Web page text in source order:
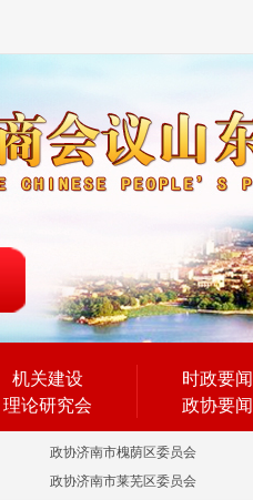
机关建设
理论研究会
时政要闻
政协要闻
政协济南市槐荫区委员会
政协济南市莱芜区委员会